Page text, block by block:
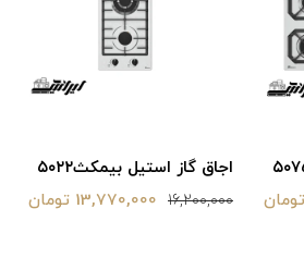
اجاق گاز استیل بیمکث۵۰۲۲
16,200,000 13,770,000 تومان